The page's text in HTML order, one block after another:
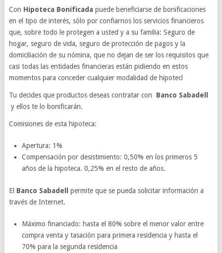
Con Hipoteca Bonificada puede beneficiarse de bonificaciones
en el tipo de interés, sólo por confiarnos los servicios financieros
que, sobre todo le protegen a usted y a su familia: Seguro de
hogar, seguro de vida, seguro de protección de pagos y la
domiciliación de su nómina, que no dejan de ser los requisitos que
casi todas las entidades financieras están pidiendo en estos
momentos para conceder cualquier modalidad de hipotecl
Tu decides que productos deseas contratar con Banco Sabadell
y ellos te lo bonificarán.
Comisiones de esta hipoteca:
Apertura: 1%
Compensación por desistimiento: 0,50% en los primeros 5
años de la hipoteca. 0,25% en el resto de años.
El Banco Sabadell
permite que se pueda solicitar información a
través de Internet.
Máximo financiado: hasta el 80% sobre el menor valor entre
compra venta y tasación para primera residencia y hasta el
70% para la segunda residencia